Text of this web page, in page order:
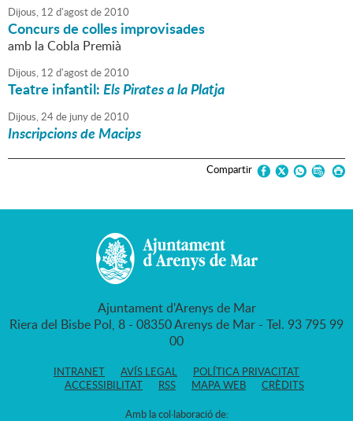
Dijous, 12 d'agostde2010
Concurs de colles improvisades
amb la Cobla Premià
Dijous, 12 d'agostde2010
Teatre infantil:Els Pirates a la Platja
Dijous,24de junyde2010
Inscripcions de Macips
Compartir
Ajuntament d'Arenys de Mar
Riera del Bisbe Pol, 8 - 08350 Arenys de Mar - Tel. 93 795 99
00
INTRANET AVÍS LEGAL
POLÍTICA PRIVACITAT
ACCESSIBILITAT
RSS MAPA WEB CRÈDITS
Amb la col·laboració de: